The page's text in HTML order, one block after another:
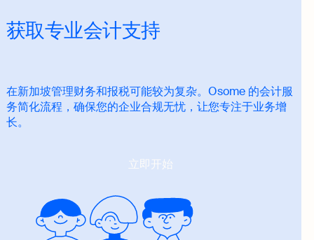
获取专业会计支持
在新加坡管理财务和报税可能较为复杂。Osome 的会计服
务简化流程，确保您的企业合规无忧，让您专注于业务增
长。
立即开始